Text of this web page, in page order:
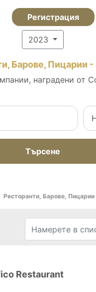
Регистрация
2023
Барове, Пицарии
наградени от
Търсене
Ресторанти, Барове,
Restaurant